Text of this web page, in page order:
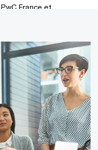
France et